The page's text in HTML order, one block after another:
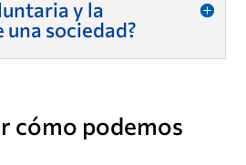
y la
sociedad?
cómo podemos